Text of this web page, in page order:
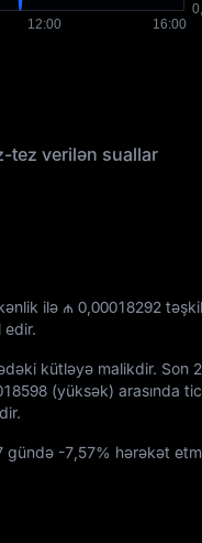
tez verilən suallar
ilə ₼ 0,00018292
edir.
kütləyə malikdir. Son
(yüksək) arasında
gündə -7,57% hərəkət